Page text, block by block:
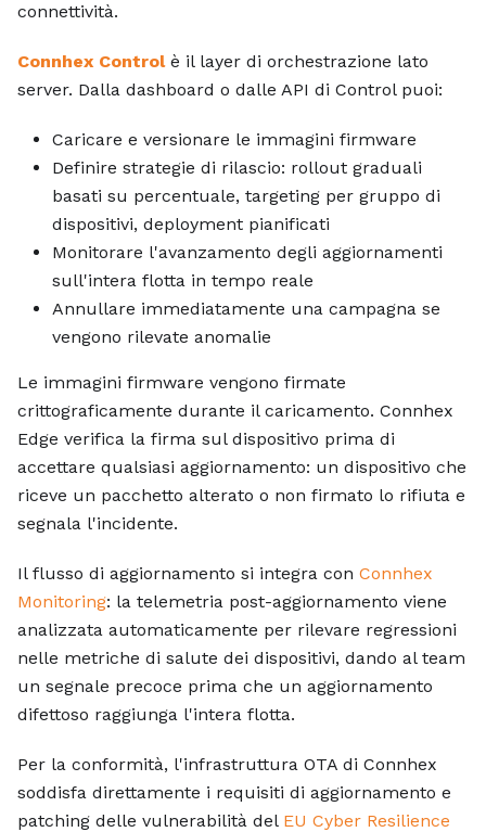
connettività.
Connhex Controlè il layer di orchestrazione lato
server. Dalla dashboard o dalle API di Control puoi:
Caricare e versionare le immagini firmware
Definire strategie di rilascio: rollout graduali
basati su percentuale, targeting per gruppo di
dispositivi, deployment pianificati
Monitorare l'avanzamento degli aggiornamenti
sull'intera flotta in tempo reale
Annullare immediatamente una campagna se
vengono rilevate anomalie
Le immagini firmware vengono firmate
crittograficamente durante il caricamento. Connhex
Edge verifica la firma sul dispositivo prima di
accettare qualsiasi aggiornamento: un dispositivo che
riceve un pacchetto alterato o non firmato lo rifiuta e
segnala l'incidente.
Il flusso di aggiornamento si integra con Connhex
Monitoring: la telemetria post-aggiornamento viene
analizzata automaticamente per rilevare regressioni
nelle metriche di salute dei dispositivi, dando al team
un segnale precoce prima che un aggiornamento
difettoso raggiunga l'intera flotta.
Per la conformità, l'infrastruttura OTA di Connhex
soddisfa direttamente i requisiti di aggiornamento e
patching delle vulnerabilità del EU Cyber Resilience